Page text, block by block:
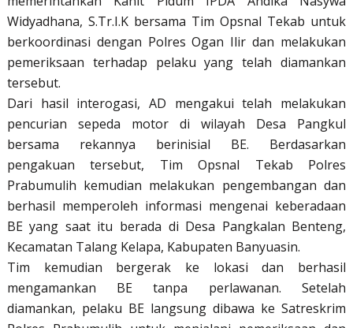
Widyadhana, S.Tr.I.K bersama Tim Opsnal Tekab untuk
berkoordinasi dengan Polres Ogan Ilir dan melakukan
pemeriksaan terhadap pelaku yang telah diamankan
tersebut.
Dari hasil interogasi, AD mengakui telah melakukan
pencurian sepeda motor di wilayah Desa Pangkul
bersama rekannya berinisial BE. Berdasarkan
pengakuan tersebut, Tim Opsnal Tekab Polres
Prabumulih kemudian melakukan pengembangan dan
berhasil memperoleh informasi mengenai keberadaan
BE yang saat itu berada di Desa Pangkalan Benteng,
Kecamatan Talang Kelapa, Kabupaten Banyuasin.
Tim kemudian bergerak ke lokasi dan berhasil
mengamankan BE tanpa perlawanan. Setelah
diamankan, pelaku BE langsung dibawa ke Satreskrim